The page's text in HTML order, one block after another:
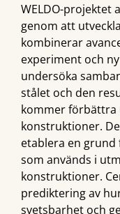
WELDO-projektet
genom att
kombinerar
experiment och
undersöka
stålet och den
kommer förbättra
konstruktioner.
etablera en
som används i
konstruktioner.
prediktering av
svetsbarhet och